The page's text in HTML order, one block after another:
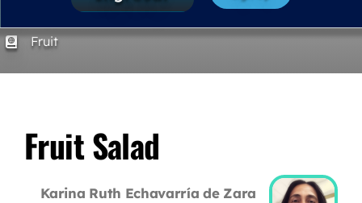
Search
for:
1. Awaken Enthusiasm
Fruit
Fruit Salad
Karina Ruth Echavarría de Zara